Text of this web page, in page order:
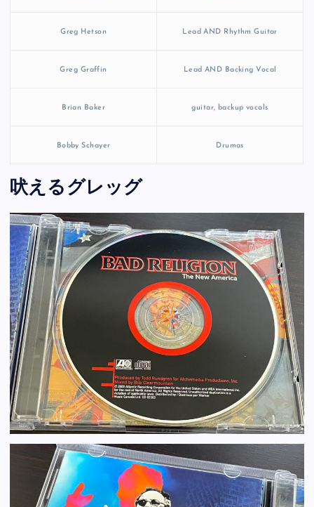
Greg Hetson Lead AND Rhythm Guitar
Greg Graffin Lead AND Backing Vocal
Brian Baker guitar, backup vocals
Bobby Schayer Drumas
吠えるグレッグ